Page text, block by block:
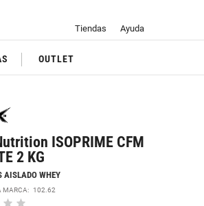
Tiendas Ayuda
OUTLET
ISOPRIME CFM
2 KG
AISLADO WHEY
MARCA: 102.62